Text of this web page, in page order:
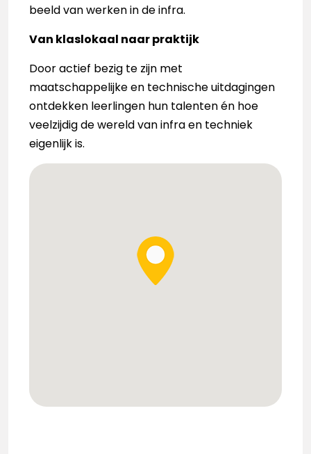
beeld van werken in de infra.
Van klaslokaal naar praktijk
Door actief bezig te zijn met
maatschappelijke en technische uitdagingen
ontdekken leerlingen hun talenten én hoe
veelzijdig de wereld van infra en techniek
eigenlijk is.